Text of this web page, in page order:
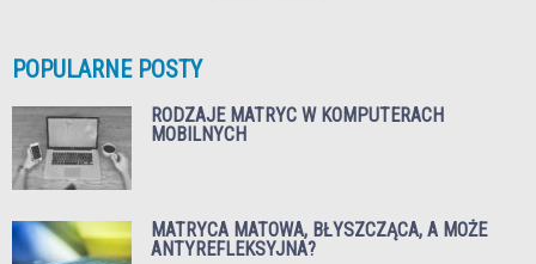
POPULARNE POSTY
RODZAJE MATRYC W KOMPUTERACH
MOBILNYCH
MATRYCA MATOWA, BŁYSZCZĄCA, A MOŻE
ANTYREFLEKSYJNA?